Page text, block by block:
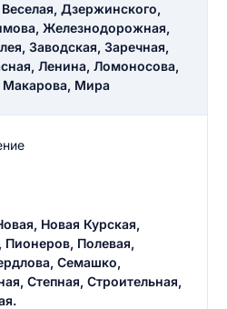
Дзержинского,
Железнодорожная,
Заводская, Заречная,
Ленина, Ломоносова,
Макарова, Мира
Новая Курская,
Полевая,
Семашко,
Степная, Строительная,